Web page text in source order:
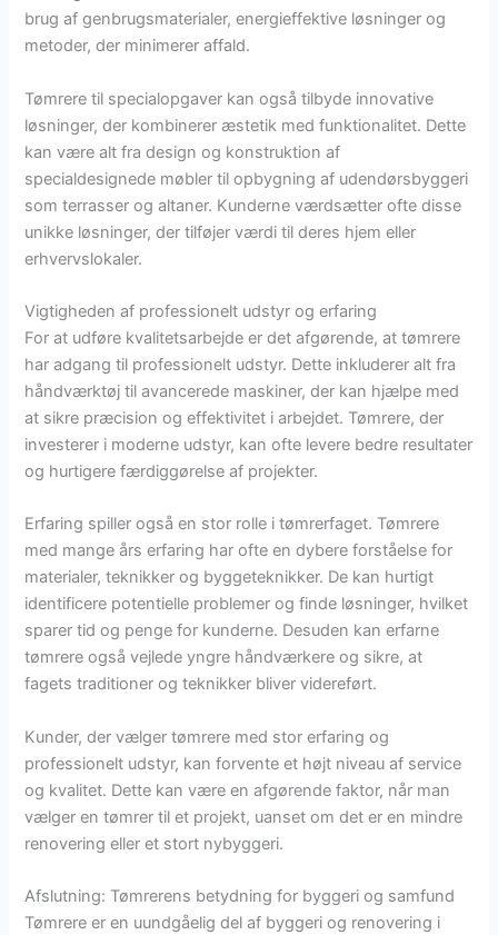
brug af genbrugsmaterialer, energieffektive løsninger og
metoder, der minimerer affald.
Tømrere til specialopgaver kan også tilbyde innovative
løsninger, der kombinerer æstetik med funktionalitet. Dette
kan være alt fra design og konstruktion af
specialdesignede møbler til opbygning af udendørsbyggeri
som terrasser og altaner. Kunderne værdsætter ofte disse
unikke løsninger, der tilføjer værdi til deres hjem eller
erhvervslokaler.
Vigtigheden af professionelt udstyr og erfaring
For at udføre kvalitetsarbejde er det afgørende, at tømrere
har adgang til professionelt udstyr. Dette inkluderer alt fra
håndværktøj til avancerede maskiner, der kan hjælpe med
at sikre præcision og effektivitet i arbejdet. Tømrere, der
investerer i moderne udstyr, kan ofte levere bedre resultater
og hurtigere færdiggørelse af projekter.
Erfaring spiller også en stor rolle i tømrerfaget. Tømrere
med mange års erfaring har ofte en dybere forståelse for
materialer, teknikker og byggeteknikker. De kan hurtigt
identificere potentielle problemer og finde løsninger, hvilket
sparer tid og penge for kunderne. Desuden kan erfarne
tømrere også vejlede yngre håndværkere og sikre, at
fagets traditioner og teknikker bliver videreført.
Kunder, der vælger tømrere med stor erfaring og
professionelt udstyr, kan forvente et højt niveau af service
og kvalitet. Dette kan være en afgørende faktor, når man
vælger en tømrer til et projekt, uanset om det er en mindre
renovering eller et stort nybyggeri.
Afslutning: Tømrerens betydning for byggeri og samfund
Tømrere er en uundgåelig del af byggeri og renovering i